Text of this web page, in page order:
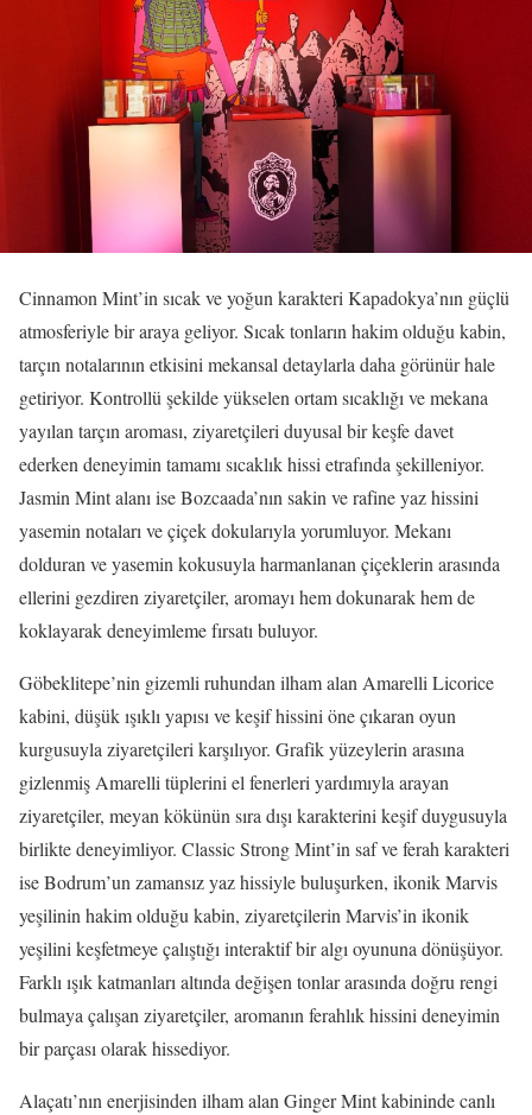
Cinnamon Mint’in sıcak ve yoğun karakteri Kapadokya’nın güçlü
atmosferiyle bir araya geliyor. Sıcak tonların hakim olduğu kabin,
tarçın notalarının etkisini mekansal detaylarla daha görünür hale
getiriyor. Kontrollü şekilde yükselen ortam sıcaklığı ve mekana
yayılan tarçın aroması, ziyaretçileri duyusal bir keşfe davet
ederken deneyimin tamamı sıcaklık hissi etrafında şekilleniyor.
Jasmin Mint alanı ise Bozcaada’nın sakin ve rafine yaz hissini
yasemin notaları ve çiçek dokularıyla yorumluyor. Mekanı
dolduran ve yasemin kokusuyla harmanlanan çiçeklerin arasında
ellerini gezdiren ziyaretçiler, aromayı hem dokunarak hem de
koklayarak deneyimleme fırsatı buluyor.
Göbeklitepe’nin gizemli ruhundan ilham alan Amarelli Licorice
kabini, düşük ışıklı yapısı ve keşif hissini öne çıkaran oyun
kurgusuyla ziyaretçileri karşılıyor. Grafik yüzeylerin arasına
gizlenmiş Amarelli tüplerini el fenerleri yardımıyla arayan
ziyaretçiler, meyan kökünün sıra dışı karakterini keşif duygusuyla
birlikte deneyimliyor. Classic Strong Mint’in saf ve ferah karakteri
ise Bodrum’un zamansız yaz hissiyle buluşurken, ikonik Marvis
yeşilinin hakim olduğu kabin, ziyaretçilerin Marvis’in ikonik
yeşilini keşfetmeye çalıştığı interaktif bir algı oyununa dönüşüyor.
Farklı ışık katmanları altında değişen tonlar arasında doğru rengi
bulmaya çalışan ziyaretçiler, aromanın ferahlık hissini deneyimin
bir parçası olarak hissediyor.
Alaçatı’nın enerjisinden ilham alan Ginger Mint kabininde canlı